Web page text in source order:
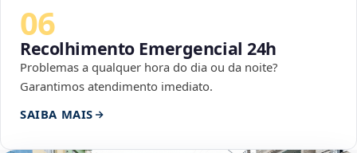
06
Recolhimento Emergencial 24h
Problemas a qualquer hora do dia ou da noite?
Garantimos atendimento imediato.
SAIBA MAIS